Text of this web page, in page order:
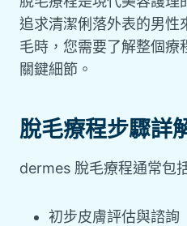
追求清潔俐落外表的男
毛時，您需要了解整個療
關鍵細節。
脫毛療程步驟詳
dermes 脫毛療程通常包
初步皮膚評估與諮詢